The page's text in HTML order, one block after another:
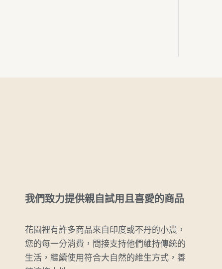
我們致力提供親自試用且喜愛的商品
花園裡有許多商品來自印度或不丹的小農，
您的每一分消費，間接支持他們維持傳統的
生活，繼續使用符合大自然的維生方式，善